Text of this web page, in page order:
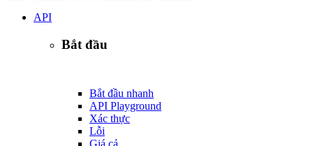
API
Bắt đầu
Bắt đầu nhanh
API Playground
Xác thực
Lỗi